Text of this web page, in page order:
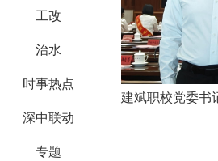
工改
治水
时事热点
深中联动
专题
建斌职校党委书